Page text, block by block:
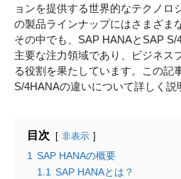
ョンを提供する世界的なテクノロ
の製品ラインナップにはさまざま
その中でも、SAP HANAとSAP
主要な注力領域であり、ビジネス
る役割を果たしています。この記
S/4HANAの違いについて詳しく説
目次 非表示
1 SAP HANAの概要
1.1 SAP HANAとは？